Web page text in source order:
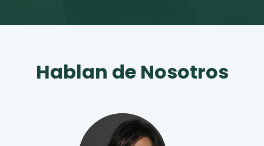
Hablan de Nosotros